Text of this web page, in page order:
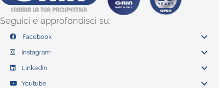
Seguici e approfondisci su:
Facebook
Instagram
LinkedIn
Youtube